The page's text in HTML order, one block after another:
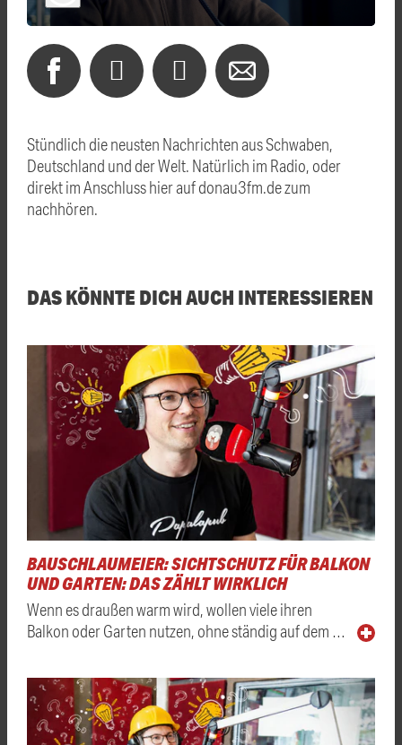
Stündlich die neusten Nachrichten aus Schwaben,
Deutschland und der Welt. Natürlich im Radio, oder
direkt im Anschluss hier auf donau3fm.de zum
nachhören.
DAS KÖNNTE DICH AUCH INTERESSIEREN
BAUSCHLAUMEIER: SICHTSCHUTZ FÜR BALKON
UND GARTEN: DAS ZÄHLT WIRKLICH
Wenn es draußen warm wird, wollen viele ihren
Balkon oder Garten nutzen, ohne ständig auf dem …